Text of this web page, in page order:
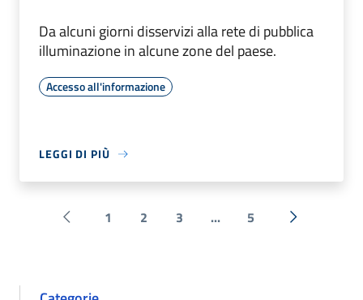
Da alcuni giorni disservizi alla rete di pubblica
illuminazione in alcune zone del paese.
Accesso all'informazione
LEGGI DI PIÙ
Pagina precedente
1 2 3 ... 5 Successiva